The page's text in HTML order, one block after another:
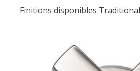
Finitions disponibles Traditional